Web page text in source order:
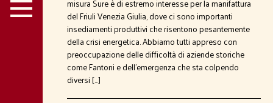
misura Sure è di estremo interesse per la manifattura
del Friuli Venezia Giulia, dove ci sono importanti
insediamenti produttivi che risentono pesantemente
della crisi energetica. Abbiamo tutti appreso con
preoccupazione delle difficoltà di aziende storiche
come Fantoni e dell’emergenza che sta colpendo
diversi […]